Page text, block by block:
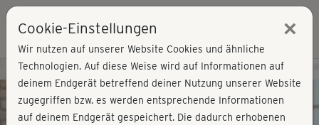
Kursvorschau - Jetzt mitmachen!
Cookie-Einstellungen ×
Wir nutzen auf unserer Website Cookies und ähnliche
Technologien. Auf diese Weise wird auf Informationen auf
deinem Endgerät betreffend deiner Nutzung unserer Website
zugegriffen bzw. es werden entsprechende Informationen
auf deinem Endgerät gespeichert. Die dadurch erhobenen